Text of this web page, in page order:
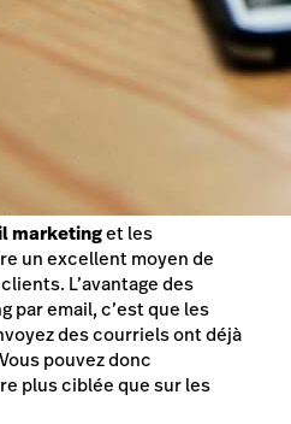
marketinget les
un excellent moyen de
L’avantage des
par email, c’est que les
des courriels ont déjà
pouvez donc
plus ciblée que sur les